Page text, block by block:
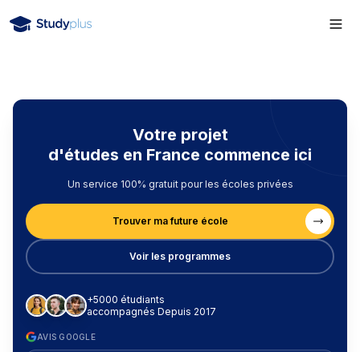
Votre projet
d'études en France commence ici
Un service 100% gratuit pour les écoles privées
Trouver ma future école
Voir les programmes
+5000 étudiants
accompagnés Depuis 2017
AVIS GOOGLE